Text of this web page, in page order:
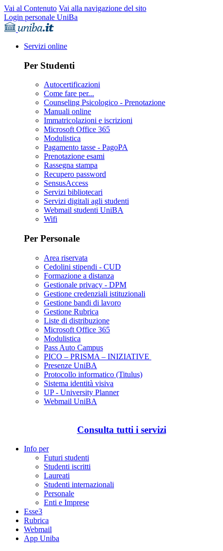
Vai al Contenuto Vai alla navigazione del sito
Login personale UniBa
Servizi online
Per Studenti
Autocertificazioni
Come fare per...
Counseling Psicologico - Prenotazione
Manuali online
Immatricolazioni e iscrizioni
Microsoft Office 365
Modulistica
Pagamento tasse - PagoPA
Prenotazione esami
Rassegna stampa
Recupero password
SensusAccess
Servizi bibliotecari
Servizi digitali agli studenti
Webmail studenti UniBA
Wifi
Per Personale
Area riservata
Cedolini stipendi - CUD
Formazione a distanza
Gestionale privacy - DPM
Gestione credenziali istituzionali
Gestione bandi di lavoro
Gestione Rubrica
Liste di distribuzione
Microsoft Office 365
Modulistica
Pass Auto Campus
PICO – PRISMA – INIZIATIVE
Presenze UniBA
Protocollo informatico (Titulus)
Sistema identità visiva
UP - University Planner
Webmail UniBA
Consulta tutti i servizi
Info per
Futuri studenti
Studenti iscritti
Laureati
Studenti internazionali
Personale
Enti e Imprese
Esse3
Rubrica
Webmail
App Uniba